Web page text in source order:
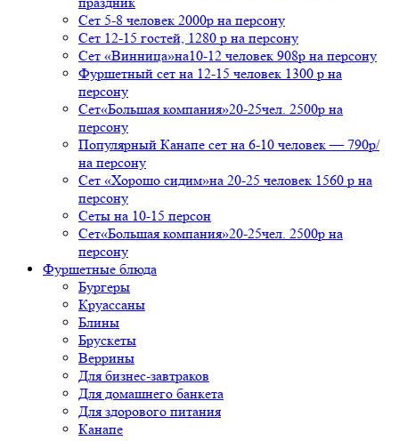
Сет 5-8 человек 2000р на персону
Сет 12-15 гостей, 1280 р на персону
Сет «Винница»на10-12 человек 908р на персону
Фуршетный сет на 12-15 человек 1300 р на
персону
Сет«Большая компания»20-25чел. 2500р на
персону
Популярный Канапе сет на 6-10 человек — 790р/
на персону
Сет «Хорошо сидим»на 20-25 человек 1560 р на
персону
Сеты на 10-15 персон
Сет«Большая компания»20-25чел. 2500р на
персону
Фуршетные блюда
Бургеры
Круассаны
Блины
Брускеты
Веррины
Для бизнес-завтраков
Для домашнего банкета
Для здорового питания
Канапе